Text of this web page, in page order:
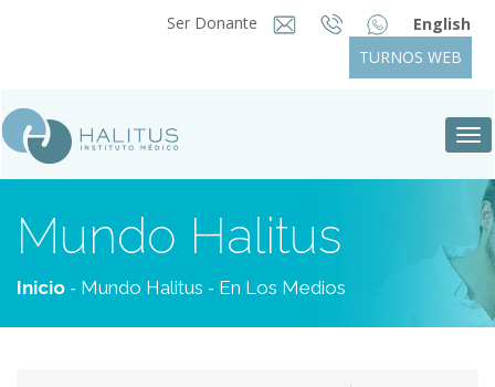
Ser Donante
English
TURNOS WEB
Mundo Halitus
Inicio - Mundo Halitus - En Los Medios